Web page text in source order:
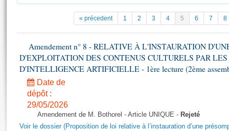
Projets de loi
Propositions de loi
Amendements
Textes adoptés
Rapports d'information
Rapports d'enquête
Documents de référence
( Constitution | Règlement de l'Assemblée ... )
Juniors
Anciennes législatures
Liens vers les sites publics
La Bibliothèque
Contacts et plan d'accès
Photos libres de droit
« précedent 1 2 3 4 5 6 7 8
Amendement n° 8 - RELATIVE À L'INSTAURATION
D'EXPLOITATION DES CONTENUS CULTURELS PAR LES
D'INTELLIGENCE ARTIFICIELLE - 1ère lecture (2ème
Date de
dépôt :
29/05/2026
Amendement de M. Bothorel - Article UNIQUE - Rejeté
Voir le dossier (Proposition de loi relative à l’instauration d’une